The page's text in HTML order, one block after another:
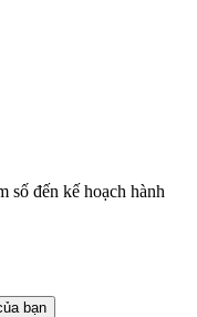
số đến kế hoạch hành
bạn